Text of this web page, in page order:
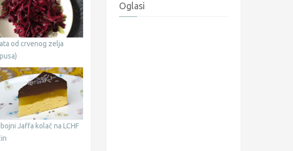
od crvenog zelja
Jaffa kolač na LCHF
Oglasi